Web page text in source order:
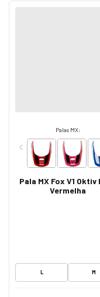
Palas MX:
Pala MX Fox V1 Oktiv
Vermelha
L M